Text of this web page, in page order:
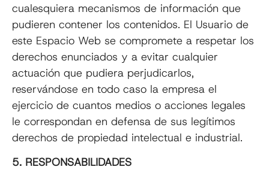
cualesquiera mecanismos de información que
pudieren contener los contenidos. El Usuario de
este Espacio Web se compromete a respetar los
derechos enunciados y a evitar cualquier
actuación que pudiera perjudicarlos,
reservándose en todo caso la empresa el
ejercicio de cuantos medios o acciones legales
le correspondan en defensa de sus legítimos
derechos de propiedad intelectual e industrial.
5. RESPONSABILIDADES